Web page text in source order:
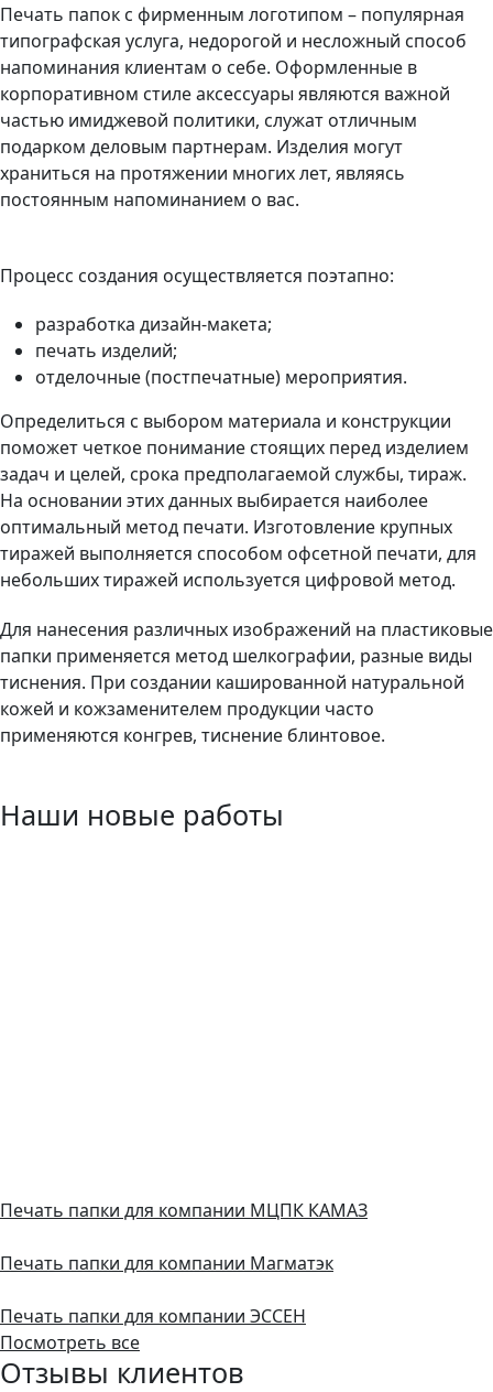
Печать папок с фирменным логотипом – популярная
типографская услуга, недорогой и несложный способ
напоминания клиентам о себе. Оформленные в
корпоративном стиле аксессуары являются важной
частью имиджевой политики, служат отличным
подарком деловым партнерам. Изделия могут
храниться на протяжении многих лет, являясь
постоянным напоминанием о вас.
Процесс создания осуществляется поэтапно:
разработка дизайн-макета;
печать изделий;
отделочные (постпечатные) мероприятия.
Определиться с выбором материала и конструкции
поможет четкое понимание стоящих перед изделием
задач и целей, срока предполагаемой службы, тираж.
На основании этих данных выбирается наиболее
оптимальный метод печати. Изготовление крупных
тиражей выполняется способом офсетной печати, для
небольших тиражей используется цифровой метод.
Для нанесения различных изображений на пластиковые
папки применяется метод шелкографии, разные виды
тиснения. При создании кашированной натуральной
кожей и кожзаменителем продукции часто
применяются конгрев, тиснение блинтовое.
Наши новые работы
Печать папки для компании МЦПК КАМАЗ
Печать папки для компании Магматэк
Печать папки для компании ЭССЕН
Посмотреть все
Отзывы клиентов